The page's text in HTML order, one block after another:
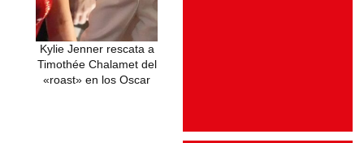
Kylie Jenner rescata a
Timothée Chalamet del
«roast» en los Oscar